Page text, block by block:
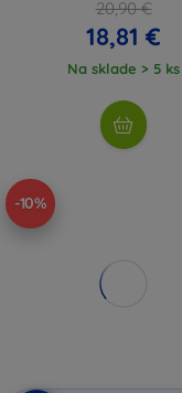
20,90 €
18,81 €
Na sklade > 5 ks
-10%